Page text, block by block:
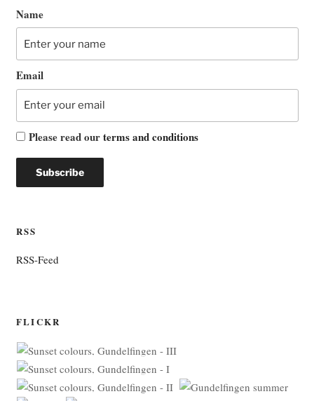
Name
Email
Please read ourterms and conditions
RSS
RSS-Feed
FLICKR